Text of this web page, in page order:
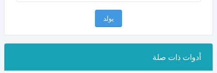
يولد
أدوات ذات صلة